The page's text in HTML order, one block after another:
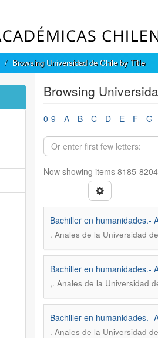
Browsing Universidad de Chile by Title
Browsing
0-9 A B C D E F G
Now showing items 8185-
Bachiller en humanidades.-
. Anales de la Universidad
Bachiller en humanidades.-
,. Anales de la Universidad
Bachiller en humanidades.-
. Anales de la Universidad